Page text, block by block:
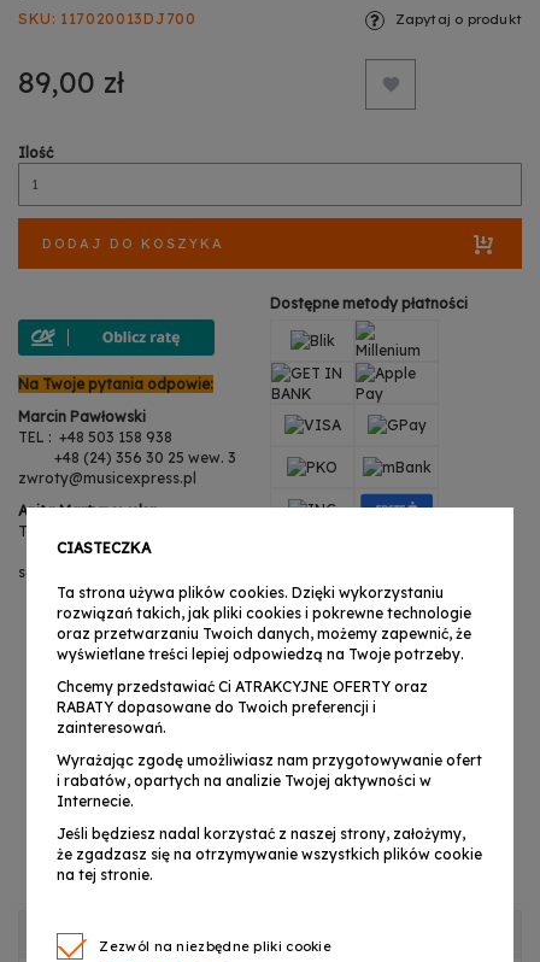
SKU 117020013DJ700
89,00 zł
Zapytaj o produkt
Ilość
DODAJ DO KOSZYKA
Na Twoje pytania odpowie:
Marcin Pawłowski
TEL : +48 503 158 938
+48 (24) 356 30 25 wew. 3
zwroty@musicexpress.pl
Anita Martynowska
TEL : +48 503 158 938
+48 (24) 356 30 25 wew. 3
serwis@musicexpress.pl
Dostępne metody płatności
OPIS PRODUKTU
CIASTECZKA
Ta strona używa plików cookies. Dzięki wykorzystaniu
rozwiązań takich, jak pliki cookies i pokrewne technologie
oraz przetwarzaniu Twoich danych, możemy zapewnić, że
wyświetlane treści lepiej odpowiedzą na Twoje potrzeby.
Chcemy przedstawiać Ci ATRAKCYJNE OFERTY oraz
RABATY dopasowane do Twoich preferencji i
zainteresowań.
Wyrażając zgodę umożliwiasz nam przygotowywanie ofert
i rabatów, opartych na analizie Twojej aktywności w
Internecie.
Jeśli będziesz nadal korzystać z naszej strony, założymy,
że zgadzasz się na otrzymywanie wszystkich plików cookie
na tej stronie.
Zezwól na niezbędne pliki cookie